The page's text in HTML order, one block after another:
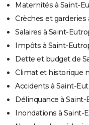
Maternités à Saint-
Crèches et
Salaires à Saint-
Impôts à Saint-
Dette et budget de
Climat et historique
Accidents à Saint-
Délinquance à
Inondations à Saint-